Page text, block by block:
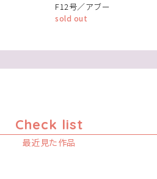
F12号／アブー
sold out
Check list
最近見た作品